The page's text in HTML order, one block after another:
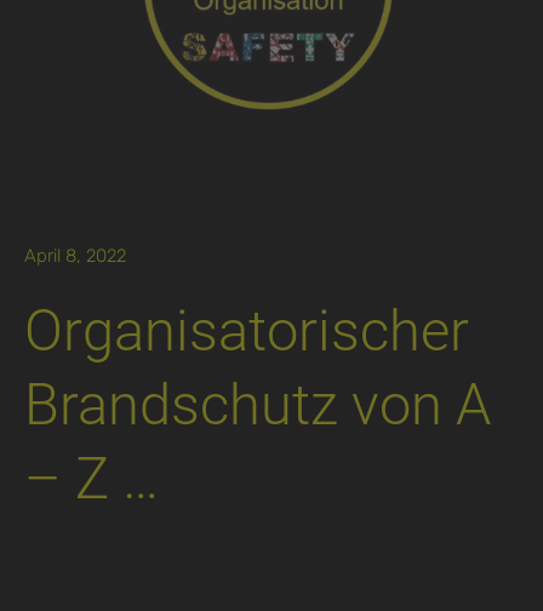
April 8, 2022
Organi­satorischer
Brand­schutz von A
– Z …